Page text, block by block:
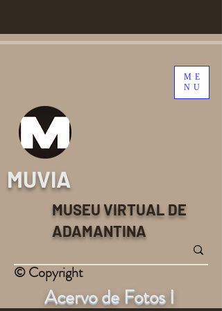
ME
NU
MUVIA
MUSEU VIRTUAL DE
ADAMANTINA
© Copyright
Acervo de Fotos I